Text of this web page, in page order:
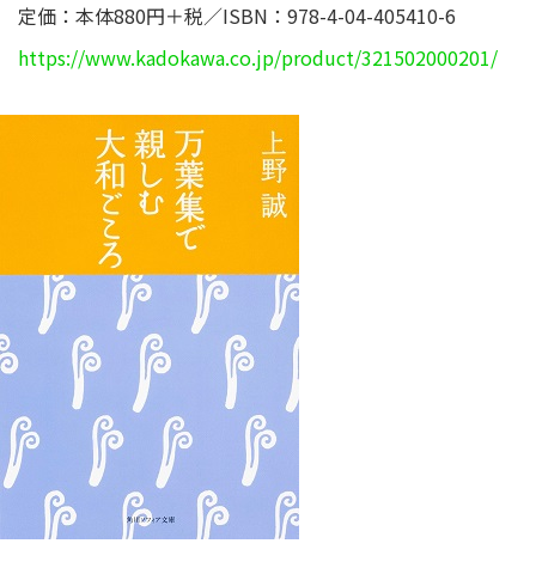
定価：本体880円＋税／ISBN：978-4-04-405410-6
https://www.kadokawa.co.jp/product/321502000201/